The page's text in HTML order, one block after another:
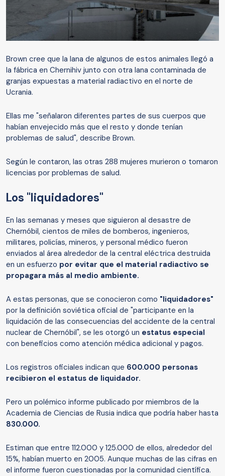
Brown cree que la lana de algunos de estos animales llegó a
la fábrica en Chernihiv junto con otra lana contaminada de
granjas expuestas a material radiactivo en el norte de
Ucrania.
Ellas me "señalaron diferentes partes de sus cuerpos que
habían envejecido más que el resto y donde tenían
problemas de salud", describe Brown.
Según le contaron, las otras 288 mujeres murieron o tomaron
licencias por problemas de salud.
Los "liquidadores"
En las semanas y meses que siguieron al desastre de
Chernóbil, cientos de miles de bomberos, ingenieros,
militares, policías, mineros, y personal médico fueron
enviados al área alrededor de la central eléctrica destruida
en un esfuerzo por evitar que el material radiactivo se
propagara más al medio ambiente.
A estas personas, que se conocieron como "liquidadores"
por la definición soviética oficial de "participante en la
liquidación de las consecuencias del accidente de la central
nuclear de Chernóbil", se les otorgó un estatus especial
con beneficios como atención médica adicional y pagos.
Los registros oficiales indican que 600.000 personas
recibieron el estatus de liquidador.
Pero un polémico informe publicado por miembros de la
Academia de Ciencias de Rusia indica que podría haber hasta
830.000.
Estiman que entre 112.000 y 125.000 de ellos, alrededor del
15%, habían muerto en 2005. Aunque muchas de las cifras en
el informe fueron cuestionadas por la comunidad científica.